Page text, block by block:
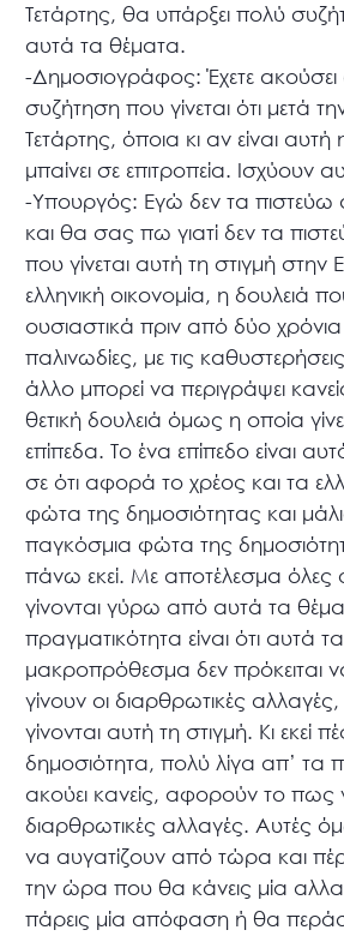
Τετάρτης, θα υπάρξει πολύ
αυτά τα θέματα.
-Δημοσιογράφος: Έχετε ακούσει
συζήτηση που γίνεται ότι μετά
Τετάρτης, όποια κι αν είναι
μπαίνει σε επιτροπεία. Ισχύουν
-Υπουργός: Εγώ δεν τα πιστεύω
και θα σας πω γιατί δεν τα
που γίνεται αυτή τη στιγμή
ελληνική οικονομία, η δουλειά
ουσιαστικά πριν από δύο χρόνια
παλινωδίες, με τις
άλλο μπορεί να περιγράψει
θετική δουλειά όμως η οποία
επίπεδα. Το ένα επίπεδο είναι
σε ότι αφορά το χρέος και τα
φώτα της δημοσιότητας και
παγκόσμια φώτα της
πάνω εκεί. Με αποτέλεσμα όλες
γίνονται γύρω από αυτά τα
πραγματικότητα είναι ότι αυτά
μακροπρόθεσμα δεν πρόκειται
γίνουν οι διαρθρωτικές αλλαγές,
γίνονται αυτή τη στιγμή. Κι εκεί
δημοσιότητα, πολύ λίγα απ’ τα
ακούει κανείς, αφορούν το πως
διαρθρωτικές αλλαγές. Αυτές
να αυγατίζουν από τώρα και
την ώρα που θα κάνεις μία
πάρεις μία απόφαση ή θα